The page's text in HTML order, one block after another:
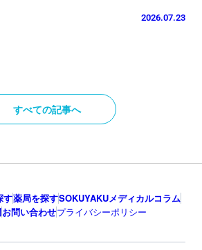
2026.07.23
すべての記事へ
す薬局を探すSOKUYAKUメディカルコラム
お問い合わせプライバシーポリシー